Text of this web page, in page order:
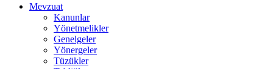
Mevzuat
Kanunlar
Yönetmelikler
Genelgeler
Yönergeler
Tüzükler